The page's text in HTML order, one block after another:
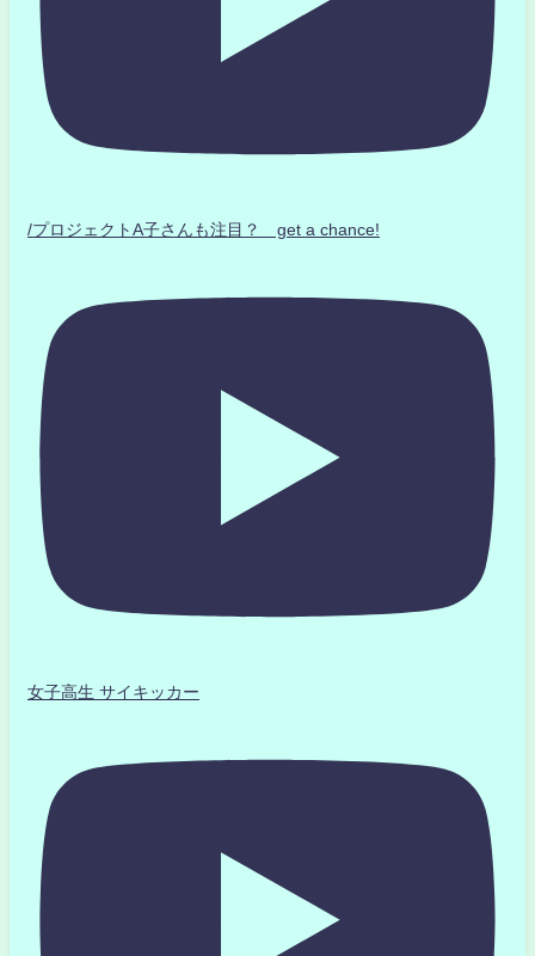
/プロジェクトA子さんも注目？ get a chance!
女子高生 サイキッカー